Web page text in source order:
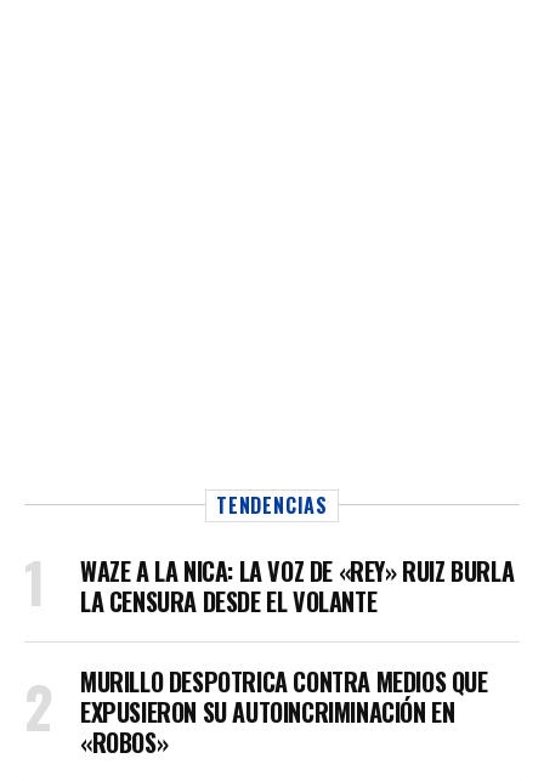
TENDENCIAS
WAZE A LA NICA: LA VOZ DE «REY» RUIZ BURLA
LA CENSURA DESDE EL VOLANTE
MURILLO DESPOTRICA CONTRA MEDIOS QUE
EXPUSIERON SU AUTOINCRIMINACIÓN EN
«ROBOS»